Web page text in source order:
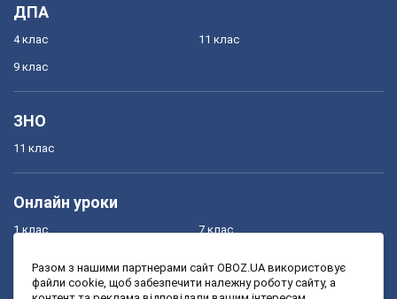
ДПА
4 клас
9 клас
11 клас
ЗНО
11 клас
Онлайн уроки
1 клас
3 клас
7 клас
9 клас
Разом з нашими партнерами сайт OBOZ.UA використовує
файли cookie, щоб забезпечити належну роботу сайту, а